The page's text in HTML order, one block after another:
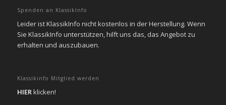
Spenden an KlassikInfo
Leider ist KlassikInfo nicht kostenlos in der Herstellung. Wenn
Sie KlassikInfo unterstützen, hilft uns das, das Angebot zu
erhalten und auszubauen.
Klassikinfo Mitglied werden
HIERklicken!